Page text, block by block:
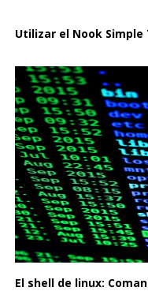
Utilizar el Nook
El shell de linux: